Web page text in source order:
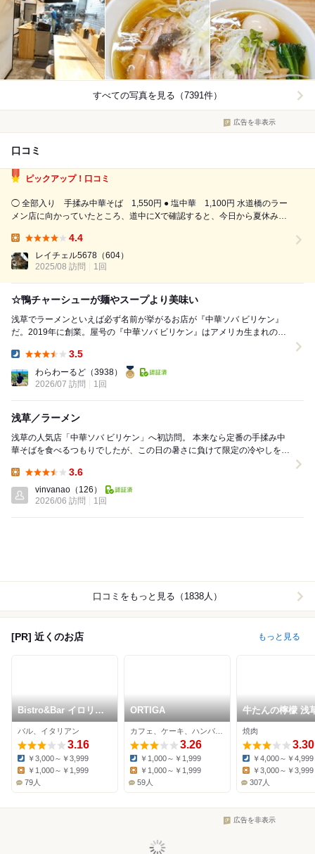
すべての写真を見る（7391件）
広告を非表示
口コミ
ピックアップ！口コミ
◯ 全部入り 手揉み中華そば 1,550円 ● 塩中華 1,100円 水道橋のラー
メン店に向かっていたところ、道中にXで確認すると、今日から夏休みと
の指示掲示がなく、食べログの口コミを探してみたら、お店向かいの看
板...
4.4
レイチェル5678 （604）
2025/08 訪問
1回
☆鴨チャーシューが麺やスープより美味い
浅草でラーメンといえば必ず名前が挙がるお店が『中華ソバ ビリケン』
だ。2019年に創業。屋号の『中華ソバ ビリケン』はアメリカ生まれの幸
3.5
わらわーるど （3938）
2026/07 訪問
1回
浅草／ラーメン
浅草の人気店「中華ソバ ビリケン」へ初訪問。 本来なら定番の手揉み中
華そばを食べるつもりでしたが、この日の暑さに負けて限定の冷やしを選
3.6
vinvanao （126）
2026/06 訪問
1回
口コミをもっと見る（1838人）
[PR] 近くのお店 もっと見る
Bistro&Bar イロリア
浅草
バル、イタリアン
3.16
Dinner:
￥3,000～￥3,999
Lunch:
￥1,000～￥1,999
79人
ORTIGA
3.26
Dinner:
￥1,000～￥1,999
Lunch:
￥1,000～￥1,999
59人
牛たんの
焼肉
3.30
Dinner:
￥4,000～￥4,999
￥3,000～￥3,999
307人
広告を非表示